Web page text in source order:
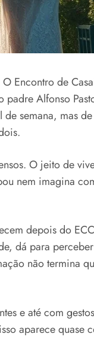
Encontro de
padre Alfonso
semana, mas
O jeito de
nem imagina
depois do
dá para
não termina
e até com
aparece quase